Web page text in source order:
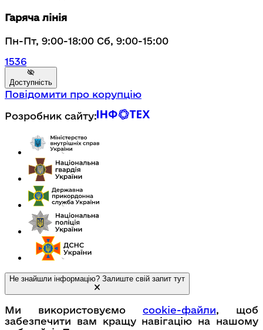
Гаряча лінія
Пн-Пт, 9:00-18:00 Сб, 9:00-15:00
1536
Доступність
Повідомити про корупцію
Розробник сайту:
Не знайшли інформацію? Залиште свій запит тут
Ми використовуємо cookie-файли, щоб
забезпечити вам кращу навігацію на нашому